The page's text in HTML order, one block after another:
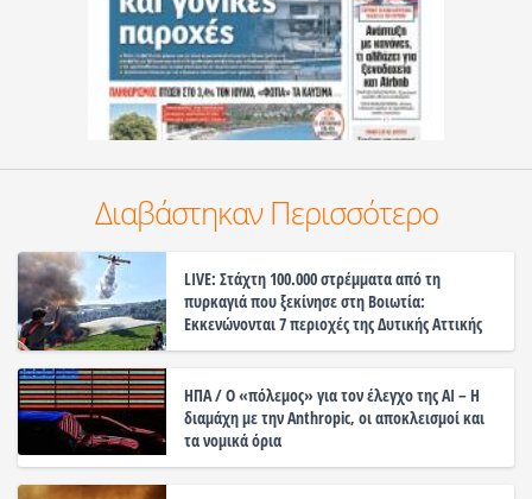
Διαβάστηκαν Περισσότερο
LIVE: Στάχτη 100.000 στρέμματα από τη
πυρκαγιά που ξεκίνησε στη Βοιωτία:
Εκκενώνονται 7 περιοχές της Δυτικής Αττικής
ΗΠΑ / Ο «πόλεμος» για τον έλεγχο της ΑΙ – Η
διαμάχη με την Anthropic, οι αποκλεισμοί και
τα νομικά όρια